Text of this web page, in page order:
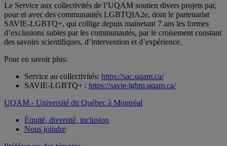
Le Service aux collectivités de l’UQAM soutien divers projets par,
pour et avec des communautés LGBTQIA2e, dont le partenariat
SAVIE-LGBTQ+, qui collige depuis mainetant 7 ans les formes
d’exclusions subies par les communautés, par le croisement constant
des savoirs scientifiques, d’intervention et d’expérience.
Pour en savoir plus:
Service au collectivités: https://sac.uqam.ca/
SAVIE-LGBTQ+ : https://savie-lgbtq.uqam.ca/
UQAM - Université du Québec à Montréal
Équité, diversité, inclusion
Nous joindre